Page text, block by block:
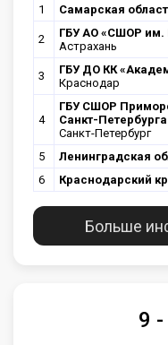
1
Самарская
2
ГБУ АО «СШОР им.
Астрахань
3
ГБУ ДО КК
Краснодар
4
ГБУ СШОР
Санкт-Петербурга
Санкт-Петербург
5 Ленинградская
6
Краснодарский
Больше
9